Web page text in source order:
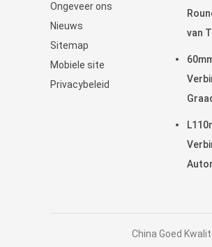
Ongeveer ons
Nieuws
Sitemap
Mobiele site
Privacybeleid
van
China Goed